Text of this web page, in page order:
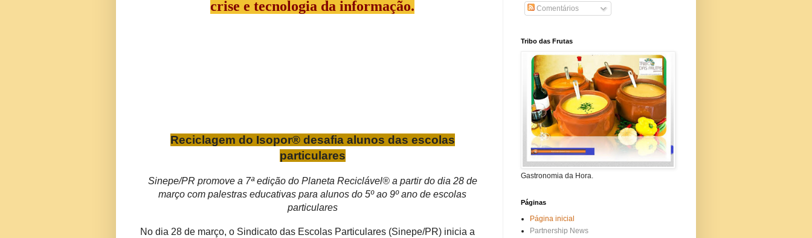
crise e tecnologia da informação.
Reciclagem do Isopor® desafia alunos das escolas
particulares
Sinepe/PR promove a 7ª edição do Planeta Reciclável® a partir do dia 28 de
março com palestras educativas para alunos do 5º ao 9º ano de escolas
particulares
No dia 28 de março, o Sindicato das Escolas Particulares (Sinepe/PR) inicia a
Comentários
Tribo das Frutas
Gastronomia da Hora.
Páginas
Página inicial
Partnership News